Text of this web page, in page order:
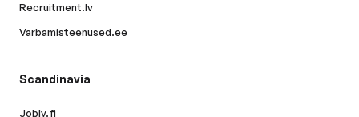
Recruitment.lv
Varbamisteenused.ee
Scandinavia
Jobly.fi